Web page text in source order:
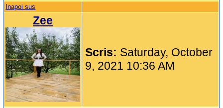
Inapoi sus
Zee
Scris: Saturday, October
9, 2021 10:36 AM